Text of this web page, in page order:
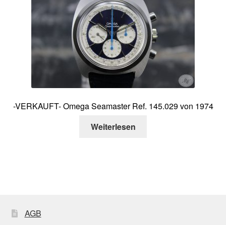
-VERKAUFT- Omega Seamaster Ref. 145.029 von 1974
Weiterlesen
AGB